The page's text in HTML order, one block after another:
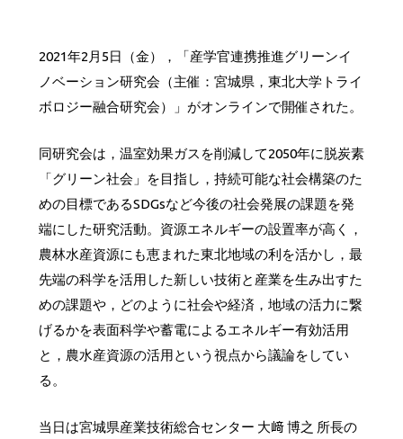
2021年2月5日（金），「産学官連携推進グリーンイ
ノベーション研究会（主催：宮城県，東北大学トライ
ボロジー融合研究会）」がオンラインで開催された。
同研究会は，温室効果ガスを削減して2050年に脱炭素
「グリーン社会」を目指し，持続可能な社会構築のた
めの目標であるSDGsなど今後の社会発展の課題を発
端にした研究活動。資源エネルギーの設置率が高く，
農林水産資源にも恵まれた東北地域の利を活かし，最
先端の科学を活用した新しい技術と産業を生み出すた
めの課題や，どのように社会や経済，地域の活力に繋
げるかを表面科学や蓄電によるエネルギー有効活用
と，農水産資源の活用という視点から議論をしてい
る。
当日は宮城県産業技術総合センター 大﨑 博之 所長の